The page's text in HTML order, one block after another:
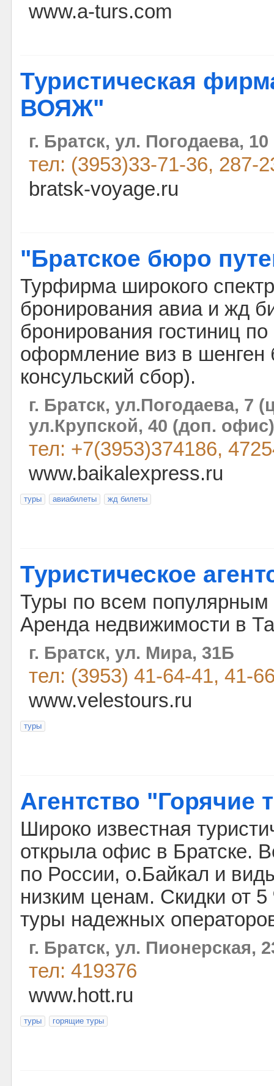
www.a-turs.com
Туристическая
ВОЯЖ"
г. Братск, ул. Погодаева, 10
тел: (3953)33-71-36, 287-
bratsk-voyage.ru
"Братское бюро
Турфирма широкого
бронирования авиа и жд
бронирования гостиниц
оформление виз в шенген
консульский сбор).
г. Братск, ул.Погодаева, 7
ул.Крупской, 40 (доп. офис)
тел: +7(3953)374186,
www.baikalexpress.ru
туры авиабилеты жд билеты
Туристическое
Туры по всем популярным
Аренда недвижимости в
г. Братск, ул. Мира, 31Б
тел: (3953) 41-64-41, 41-
www.velestours.ru
туры
Агентство "Горячие
Широко известная
открыла офис в Братске.
по России, о.Байкал и
низким ценам. Скидки от
туры надежных
г. Братск, ул. Пионерская,
тел: 419376
www.hott.ru
туры горящие туры